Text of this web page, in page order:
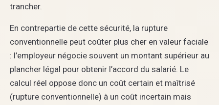
trancher.
En contrepartie de cette sécurité, la rupture
conventionnelle peut coûter plus cher en valeur faciale
: l’employeur négocie souvent un montant supérieur au
plancher légal pour obtenir l’accord du salarié. Le
calcul réel oppose donc un coût certain et maîtrisé
(rupture conventionnelle) à un coût incertain mais